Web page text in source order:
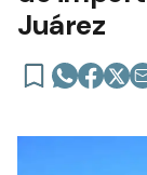
Juárez